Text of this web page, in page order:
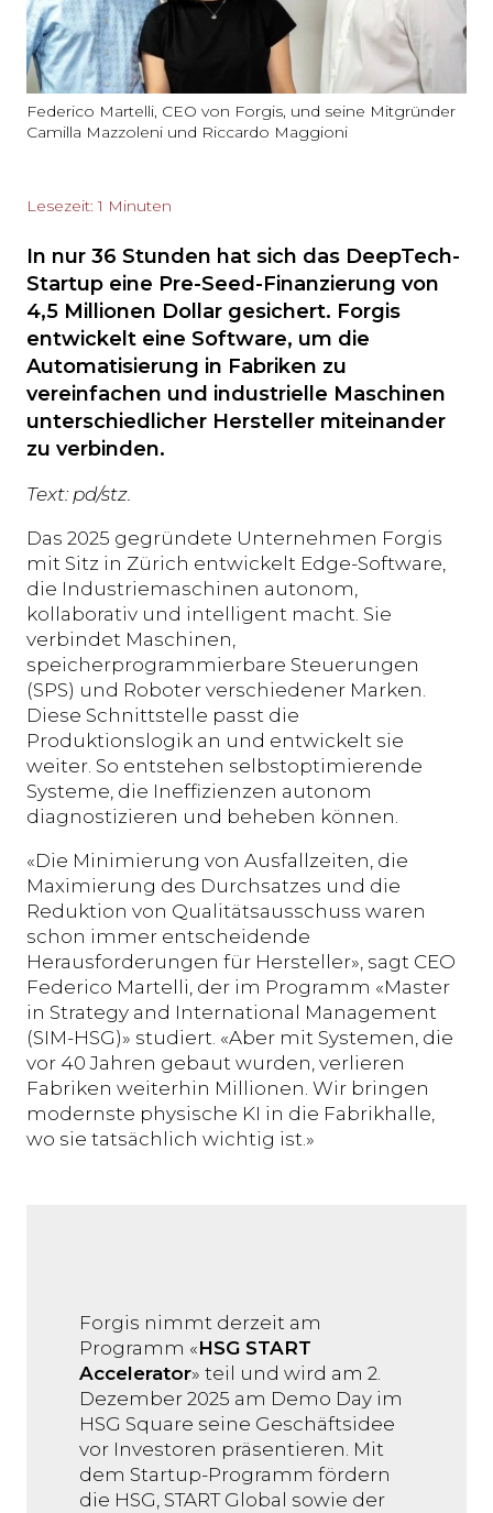
Federico Martelli, CEO von Forgis, und seine Mitgründer
Camilla Mazzoleni und Riccardo Maggioni
Lesezeit: 1 Minuten
In nur 36 Stunden hat sich das DeepTech-
Startup eine Pre-Seed-Finanzierung von
4,5 Millionen Dollar gesichert. Forgis
entwickelt eine Software, um die
Automatisierung in Fabriken zu
vereinfachen und industrielle Maschinen
unterschiedlicher Hersteller miteinander
zu verbinden.
Text: pd/stz.
Das 2025 gegründete Unternehmen Forgis
mit Sitz in Zürich entwickelt Edge-Software,
die Industriemaschinen autonom,
kollaborativ und intelligent macht. Sie
verbindet Maschinen,
speicherprogrammierbare Steuerungen
(SPS) und Roboter verschiedener Marken.
Diese Schnittstelle passt die
Produktionslogik an und entwickelt sie
weiter. So entstehen selbstoptimierende
Systeme, die Ineffizienzen autonom
diagnostizieren und beheben können.
«Die Minimierung von Ausfallzeiten, die
Maximierung des Durchsatzes und die
Reduktion von Qualitätsausschuss waren
schon immer entscheidende
Herausforderungen für Hersteller», sagt CEO
Federico Martelli, der im Programm «Master
in Strategy and International Management
(SIM-HSG)» studiert. «Aber mit Systemen, die
vor 40 Jahren gebaut wurden, verlieren
Fabriken weiterhin Millionen. Wir bringen
modernste physische KI in die Fabrikhalle,
wo sie tatsächlich wichtig ist.»
Forgis nimmt derzeit am
Programm «HSG START
Accelerator» teil und wird am 2.
Dezember 2025 am Demo Day im
HSG Square seine Geschäftsidee
vor Investoren präsentieren. Mit
dem Startup-Programm fördern
die HSG, START Global sowie der